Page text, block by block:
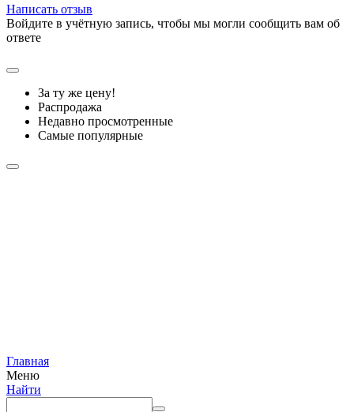
Написать отзыв
Войдите в учётную запись, чтобы мы могли сообщить вам об
ответе
За ту же цену!
Распродажа
Недавно просмотренные
Самые популярные
Главная
Меню
Найти